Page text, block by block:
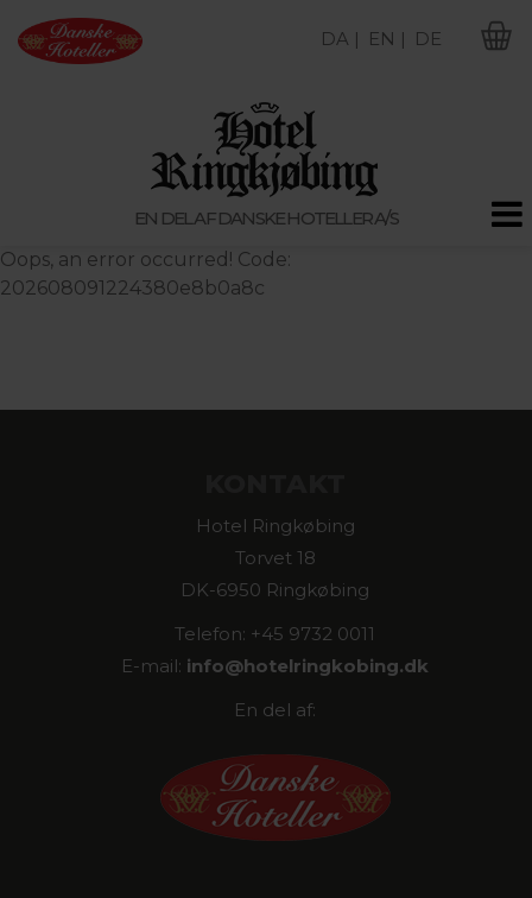
EN DEL AF DANSKE HOTELLER A/S
DA | EN | DE
Oops, an error occurred! Code:
202608091224380e8b0a8c
Hotel Ringkøbing
Torvet 18
DK-6950 Ringkøbing
Telefon: +45 9732 0011
E-mail: info@hotelringkobing.dk
En del af: